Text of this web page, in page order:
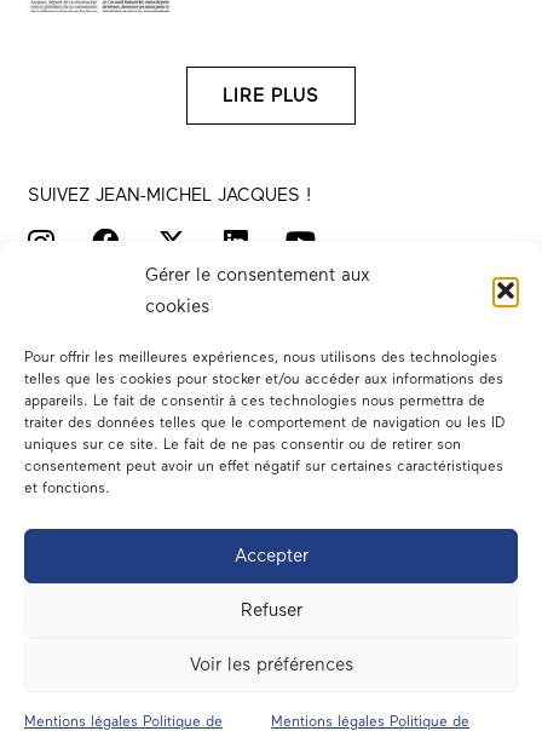
Gérer le consentement aux
cookies
Pour offrir les meilleures expériences, nous utilisons des technologies
telles que les cookies pour stocker et/ou accéder aux informations des
appareils. Le fait de consentir à ces technologies nous permettra de
traiter des données telles que le comportement de navigation ou les ID
uniques sur ce site. Le fait de ne pas consentir ou de retirer son
consentement peut avoir un effet négatif sur certaines caractéristiques
et fonctions.
Accepter
Refuser
Voir les préférences
Mentions légales Politique de Mentions légales Politique de
LIRE PLUS
SUIVEZ JEAN-MICHEL JACQUES !
Votre député
Dans les médias
En circonscription
A l’assemblée
Contact